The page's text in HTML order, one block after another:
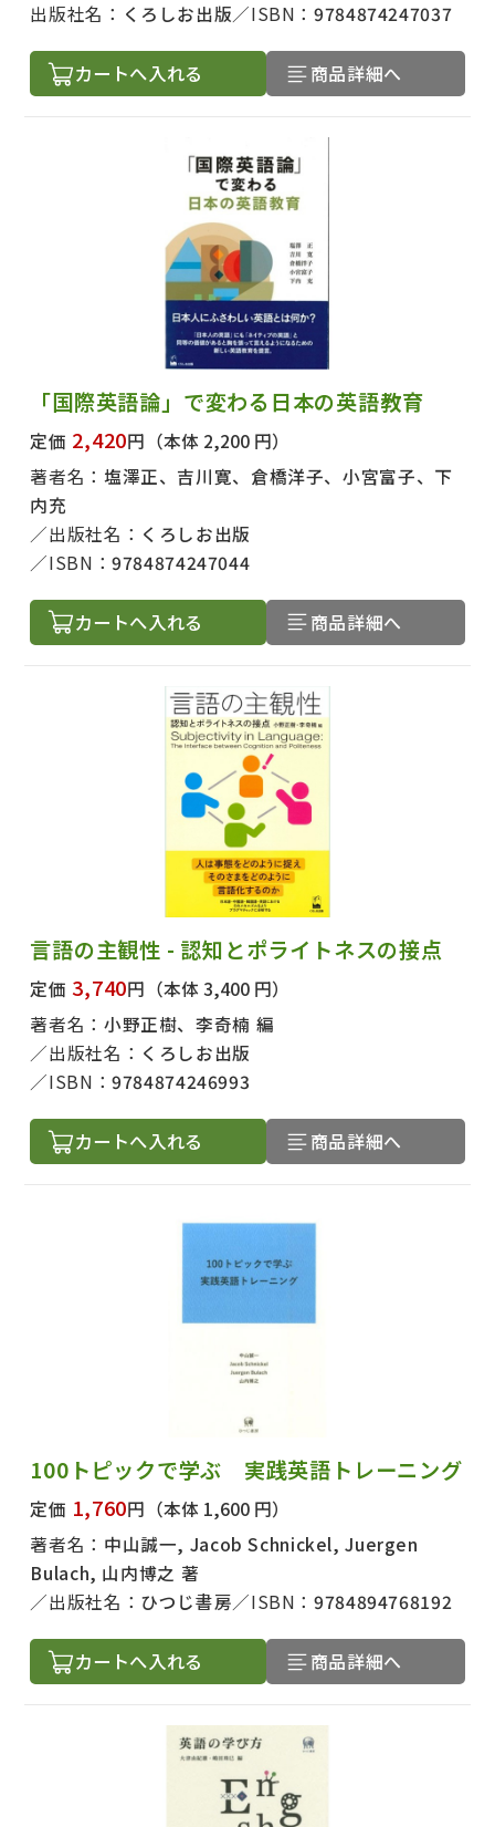
出版社名： くろしお出版 ISBN：9784874247037
カートへ入れる 商品詳細へ
「国際英語論」で変わる日本の英語教育
定価 2,420円 （本体 2,200 円）
著者名： 塩澤正、吉川寛、倉橋洋子、小宮富子、下
内充
出版社名： くろしお出版
ISBN：9784874247044
カートへ入れる 商品詳細へ
言語の主観性 - 認知とポライトネスの接点
定価 3,740円 （本体 3,400 円）
著者名： 小野正樹、李奇楠 編
出版社名： くろしお出版
ISBN：9784874246993
カートへ入れる 商品詳細へ
100トピックで学ぶ 実践英語トレーニング
定価 1,760円 （本体 1,600 円）
著者名： 中山誠一, Jacob Schnickel, Juergen
Bulach, 山内博之 著
出版社名： ひつじ書房 ISBN：9784894768192
カートへ入れる 商品詳細へ